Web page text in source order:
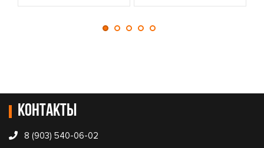
Контакты
8 (903) 540-06-02